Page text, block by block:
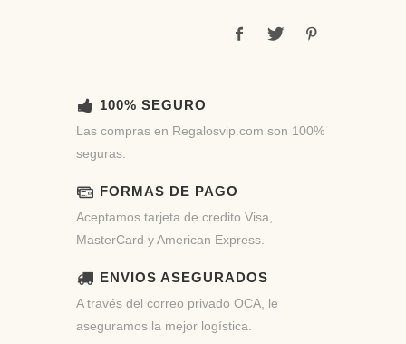
100% SEGURO
Las compras en Regalosvip.com son 100%
seguras.
FORMAS DE PAGO
Aceptamos tarjeta de credito Visa,
MasterCard y American Express.
ENVIOS ASEGURADOS
A través del correo privado OCA, le
aseguramos la mejor logística.